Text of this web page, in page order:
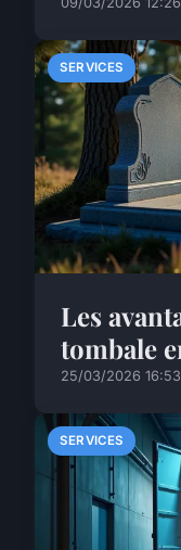
SERVICES
Les
tombale
25/03/2026 16:53
SERVICES